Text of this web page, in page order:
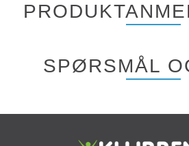
SPØRSMÅL